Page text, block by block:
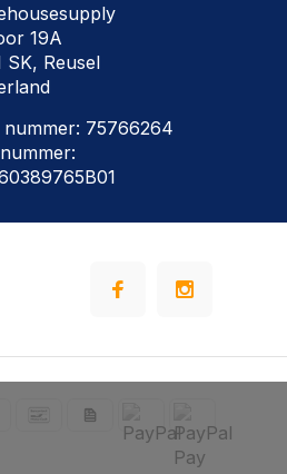
19A
SK, Reusel
nummer: 75766264